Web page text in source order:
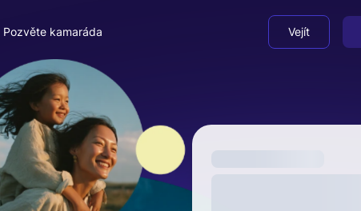
Pozvěte kamaráda Vejít